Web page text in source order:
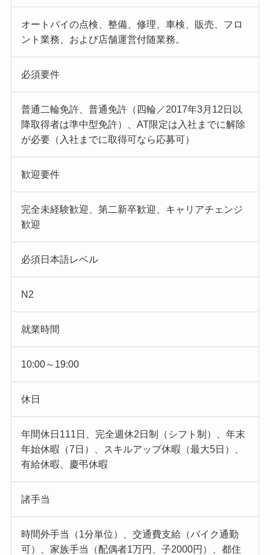
オートバイの点検、整備、修理、車検、販売、フロ
ント業務、および店舗運営付随業務。
必須要件
普通二輪免許、普通免許（四輪／2017年3月12日以
降取得者は準中型免許）、AT限定は入社までに解除
が必要（入社までに取得可なら応募可）
歓迎要件
完全未経験歓迎、第二新卒歓迎、キャリアチェンジ
歓迎
必須日本語レベル
N2
就業時間
10:00～19:00
休日
年間休日111日、完全週休2日制（シフト制）、年末
年始休暇（7日）、スキルアップ休暇（最大5日）、
有給休暇、慶弔休暇
諸手当
時間外手当（1分単位）、交通費支給（バイク通勤
可）、家族手当（配偶者1万円、子2000円）、都住